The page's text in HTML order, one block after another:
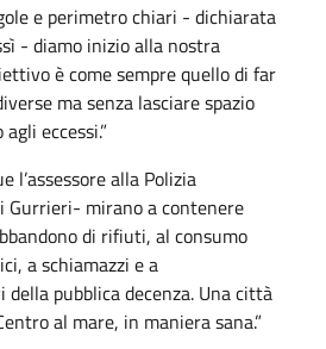
e perimetro chiari - dichiarata
- diamo inizio alla nostra
è come sempre quello di far
ma senza lasciare spazio
eccessi.”
l’assessore alla Polizia
Gurrieri- mirano a contenere
di rifiuti, al consumo
a schiamazzi e a
pubblica decenza. Una città
al mare, in maniera sana.”